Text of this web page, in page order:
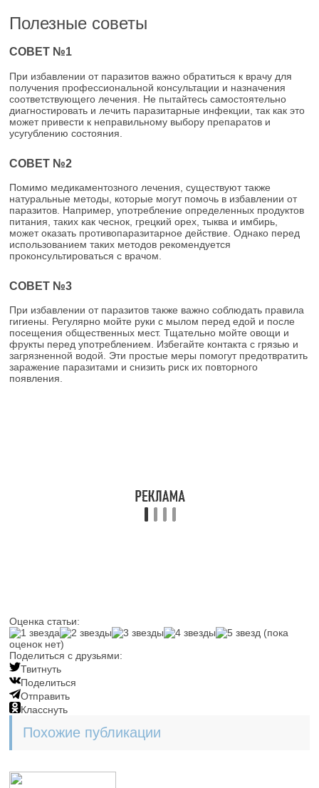
Полезные советы
СОВЕТ №1
При избавлении от паразитов важно обратиться к врачу для
получения профессиональной консультации и назначения
соответствующего лечения. Не пытайтесь самостоятельно
диагностировать и лечить паразитарные инфекции, так как это
может привести к неправильному выбору препаратов и
усугублению состояния.
СОВЕТ №2
Помимо медикаментозного лечения, существуют также
натуральные методы, которые могут помочь в избавлении от
паразитов. Например, употребление определенных продуктов
питания, таких как чеснок, грецкий орех, тыква и имбирь,
может оказать противопаразитарное действие. Однако перед
использованием таких методов рекомендуется
проконсультироваться с врачом.
СОВЕТ №3
При избавлении от паразитов также важно соблюдать правила
гигиены. Регулярно мойте руки с мылом перед едой и после
посещения общественных мест. Тщательно мойте овощи и
фрукты перед употреблением. Избегайте контакта с грязью и
загрязненной водой. Эти простые меры помогут предотвратить
заражение паразитами и снизить риск их повторного
появления.
Оценка статьи:
(пока
оценок нет)
Поделиться с друзьями:
Твитнуть
Поделиться
Отправить
Класснуть
Похожие публикации